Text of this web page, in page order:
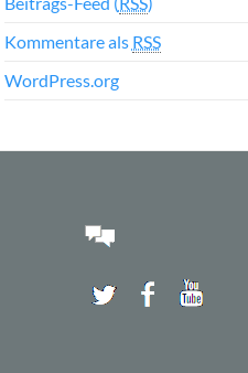
Kommentare als RSS
WordPress.org